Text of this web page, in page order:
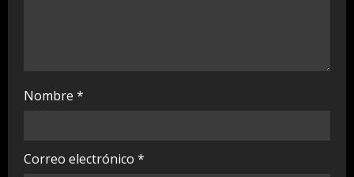
Nombre *
Correo electrónico *